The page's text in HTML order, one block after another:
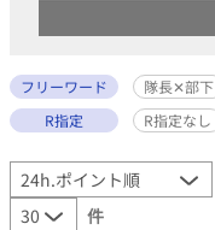
フリーワード
隊長✕部下
R指定
R指定なし
件